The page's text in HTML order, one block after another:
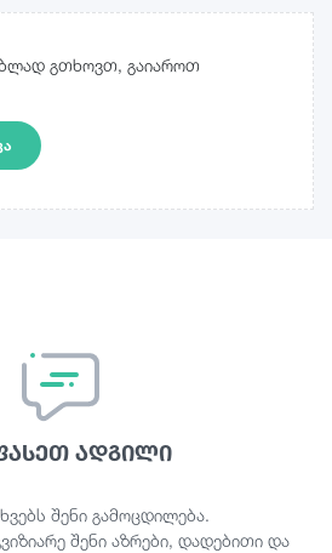
გთხოვთ, გაიაროთ
ადგილი
შენი გამოცდილება.
შენი აზრები, დადებითი და